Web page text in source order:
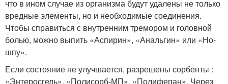
что в ином случае из организма будут удалены не только
вредные элементы, но и необходимые соединения.
Чтобы справиться с внутренним тремором и головной
болью, можно выпить «Аспирин», «Анальгин» или «Но-
шпу».
Если состояние не улучшается, разрешены сорбенты :
«Энтеросгель», «Полисорб-МП», «Полифепан». Через